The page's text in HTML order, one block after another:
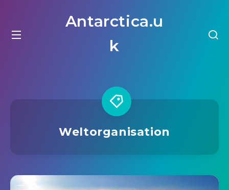
Antarctica.u
k
Weltorganisation